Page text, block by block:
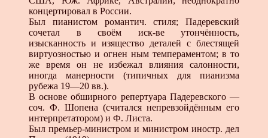
концертировал в России.
Был пианистом романтич. стиля; Падеревский
сочетал в своём иск-ве утончённость,
изысканность и изящество деталей с блестящей
виртуозностью и огнен ным темпераментом; в то
же время он не избежал влияния салонности,
иногда манерности (типичных для пианизма
рубежа 19—20 вв.).
В основе обширного репертуара Падеревского —
соч. Ф. Шопена (считался непревзойдённым его
интерпретатором) и Ф. Листа.
Был премьер-министром и министром иностр. дел